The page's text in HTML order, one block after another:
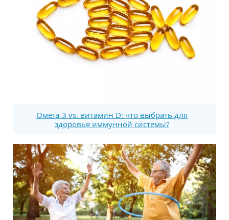
Омега-3 vs. витамин D: что выбрать для
здоровья иммунной системы?